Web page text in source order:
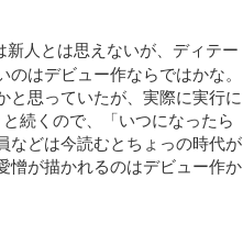
人とは思えないが、ディテー
はデビュー作ならではかな。
と思っていたが、実際に実行に
続くので、「いつになったら
などは今読むとちょっの時代が
憎が描かれるのはデビュー作か